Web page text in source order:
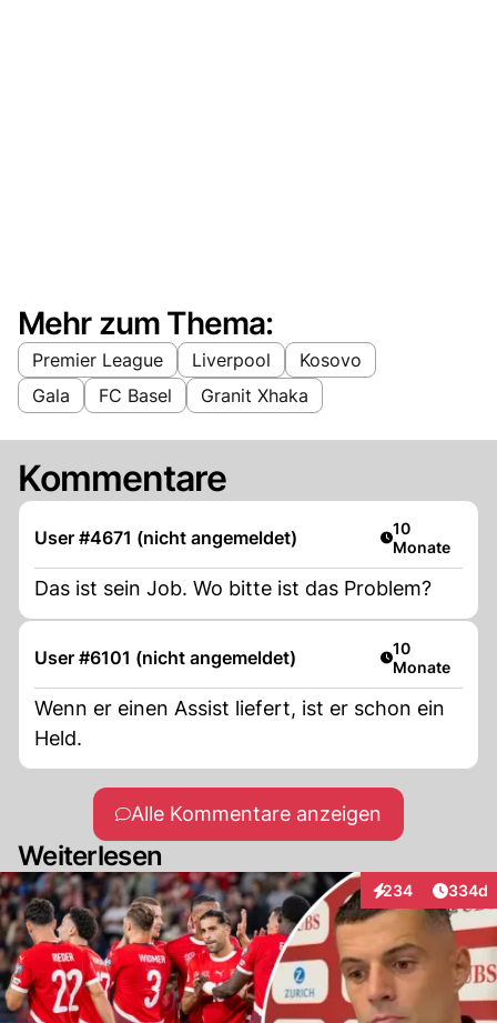
Mehr zum Thema:
Premier League Liverpool
Kosovo
Gala
FC Basel Granit Xhaka
Kommentare
User #4671 (nicht angemeldet) Artikel
10
Monate
Das ist sein Job. Wo bitte ist das Problem?
User #6101 (nicht angemeldet) Artikel
10
Monate
Wenn er einen Assist liefert, ist er schon ein
Held.
Alle Kommentare anzeigen
Weiterlesen
234
Interaktionen334d